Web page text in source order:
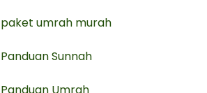
paket umrah murah
Panduan Sunnah